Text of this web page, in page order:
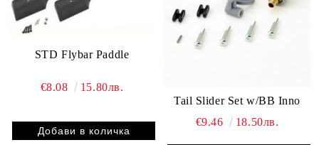
STD Flybar Paddle
€8.08 15.80лв.
Tail Slider Set w/BB Inno
€9.46
18.50лв.